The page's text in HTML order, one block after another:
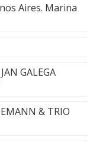
Aires. Marina
GALEGA
& TRIO